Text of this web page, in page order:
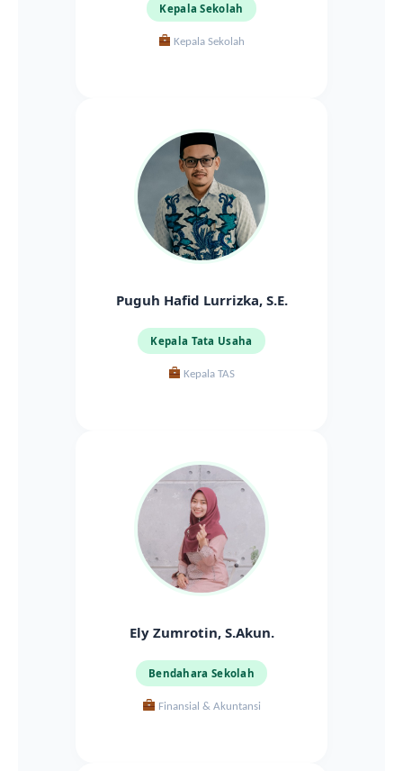
Kepala Sekolah
Kepala Sekolah
Puguh Hafid Lurrizka, S.E.
Kepala Tata Usaha
Kepala TAS
Ely Zumrotin, S.Akun.
Bendahara Sekolah
Finansial & Akuntansi